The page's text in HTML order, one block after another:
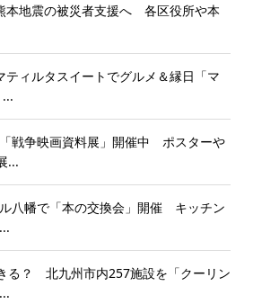
本地震の被災者支援へ 各区役所や本
ィルタスイートでグルメ＆縁日「マ
戦争映画資料展」開催中 ポスターや
...
八幡で「本の交換会」開催 キッチン
る？ 北九州市内257施設を「クーリン